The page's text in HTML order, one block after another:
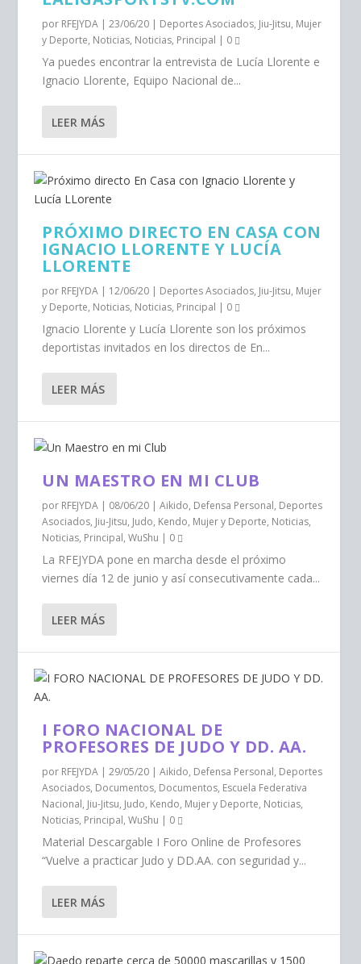
por RFEJYDA |23/06/20 | Deportes Asociados, Jiu-Jitsu, Mujer
y Deporte, Noticias, Noticias, Principal | 0
Ya puedes encontrar la entrevista de Lucía Llorente e
Ignacio Llorente, Equipo Nacional de...
LEER MÁS
PRÓXIMO DIRECTO EN CASA CON
IGNACIO LLORENTE Y LUCÍA
LLORENTE
por RFEJYDA | 12/06/20 | Deportes Asociados, Jiu-Jitsu, Mujer
y Deporte, Noticias, Noticias, Principal | 0
Ignacio Llorente y Lucía Llorente son los próximos
deportistas invitados en los directos de En...
LEER MÁS
UN MAESTRO EN MI CLUB
por RFEJYDA | 08/06/20 |Aikido, Defensa Personal, Deportes
Asociados, Jiu-Jitsu, Judo, Kendo, Mujer y Deporte, Noticias,
Noticias, Principal,WuShu | 0
La RFEJYDA pone en marcha desde el próximo
viernes día 12 de junio y así consecutivamente cada...
LEER MÁS
I FORO NACIONAL DE
PROFESORES DE JUDO Y DD. AA.
por RFEJYDA |29/05/20 |Aikido, Defensa Personal, Deportes
Asociados, Documentos, Documentos, Escuela Federativa
Nacional, Jiu-Jitsu, Judo, Kendo, Mujer y Deporte, Noticias,
Noticias, Principal,WuShu | 0
Material Descargable I Foro Online de Profesores
“Vuelve a practicar Judo y DD.AA. con seguridad y...
LEER MÁS